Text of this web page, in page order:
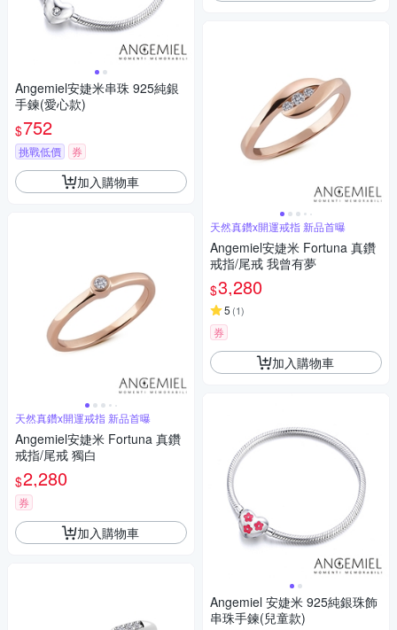
Angemiel安婕米串珠 925純銀
手鍊(愛心款)
$752
挑戰低價 券
加入購物車
天然真鑽x開運戒指 新品首曝
Angemiel安婕米 Fortuna 真鑽
戒指/尾戒 獨白
$2,280
券
加入購物車
天然真鑽x開運戒指 新品首曝
Angemiel安婕米 Fortuna 真鑽
戒指/尾戒 我曾有夢
$3,280
5 (1)
券
加入購物車
Angemiel 安婕米 925純銀珠飾
串珠手鍊(兒童款)